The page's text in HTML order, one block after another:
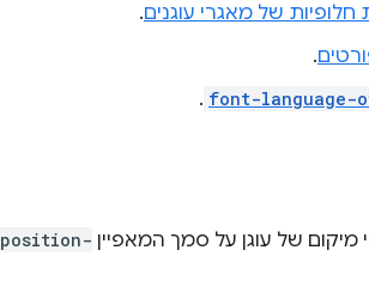
חלופיות של מאגרי עוגנים.
.
font-language-
.
של עוגן על סמך המאפיין position-